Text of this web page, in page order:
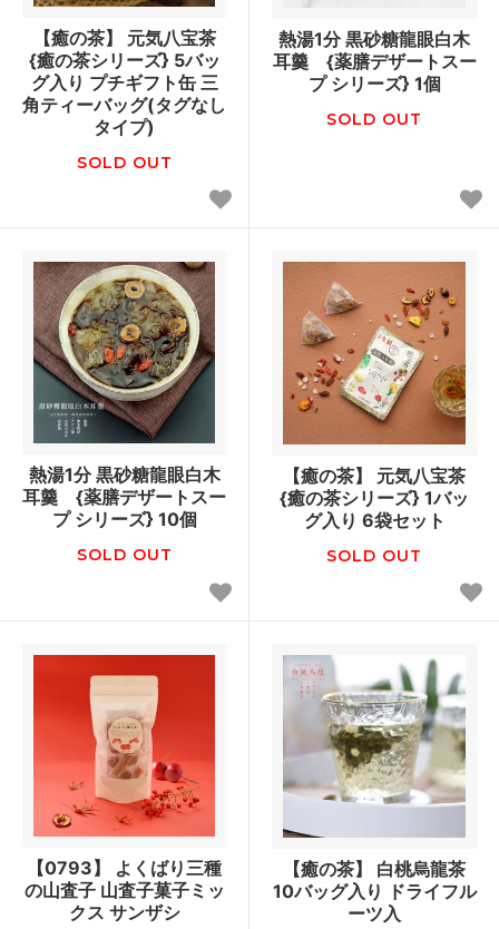
【癒の茶】 元気八宝茶
{癒の茶シリーズ} 5バッ
グ入り プチギフト缶 三
角ティーバッグ(タグなし
タイプ)
SOLD OUT
熱湯1分 黒砂糖龍眼白木
耳羹 {薬膳デザートスー
プ シリーズ} 1個
SOLD OUT
熱湯1分 黒砂糖龍眼白木
耳羹 {薬膳デザートスー
プ シリーズ} 10個
SOLD OUT
【癒の茶】 元気八宝茶
{癒の茶シリーズ} 1バッ
グ入り 6袋セット
SOLD OUT
【0793】 よくばり三種
の山査子 山査子菓子ミッ
クス サンザシ
【癒の茶】 白桃烏龍茶
10バッグ入り ドライフル
ーツ入